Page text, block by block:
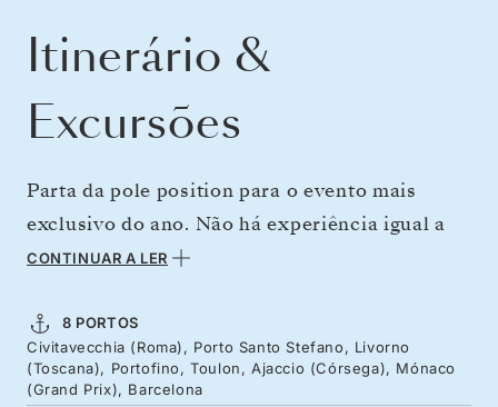
Itinerário &
Excursões
Parta da pole position para o evento mais
exclusivo do ano. Não há experiência igual a
assistir ao Grande Prémio em Monte Carlo e
ação. Viaje para o Mónaco com a devida
elegância a partir de Roma, passando pelas
paisagens da Toscana e o idílico porto de
CONTINUAR A LER
8 PORTOS
Civitavecchia (Roma), Porto Santo Stefano, Livorno
(Toscana), Portofino, Toulon, Ajaccio (Córsega), Mónaco
(Grand Prix), Barcelona